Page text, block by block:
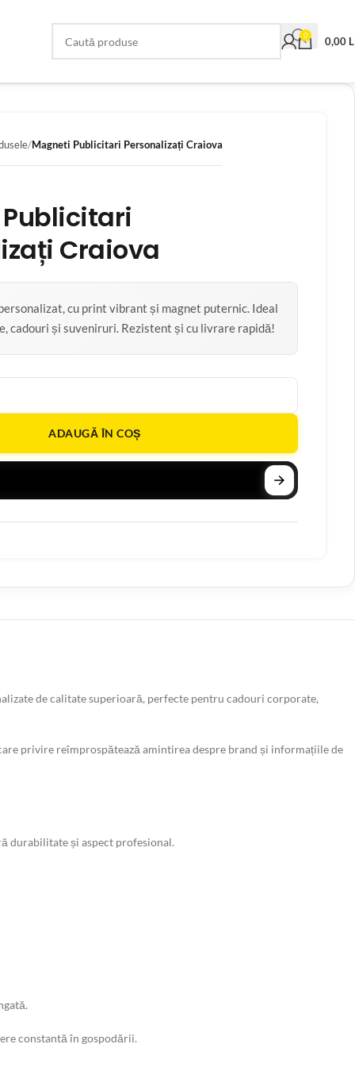
0 0,00
Magneti Publicitari Personalizați Craiova
Craiova
cu print vibrant și magnet puternic. Ideal
cadouri și suveniruri. Rezistent și cu livrare rapidă!
ADAUGĂ ÎN COȘ
de calitate superioară, perfecte pentru cadouri corporate,
privire reîmprospătează amintirea despre brand și informațiile de
durabilitate și aspect profesional.
constantă în gospodării.